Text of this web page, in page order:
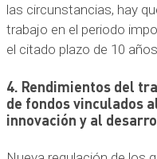
las circunstancias, hay
trabajo en el periodo
el citado plazo de 10 años.
4. Rendimientos del
de fondos vinculados
innovación y al